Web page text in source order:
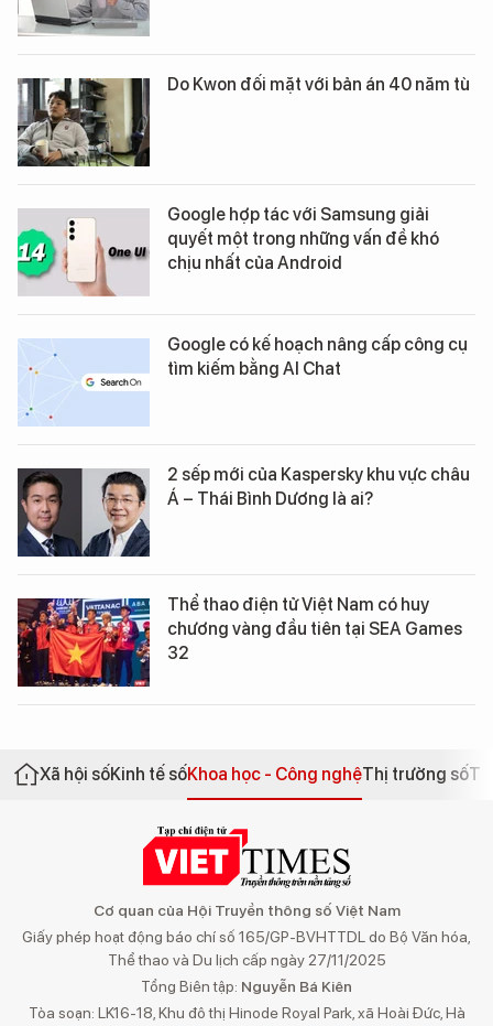
Do Kwon đối mặt với bản án 40 năm tù
Google hợp tác với Samsung giải
quyết một trong những vấn đề khó
chịu nhất của Android
Google có kế hoạch nâng cấp công cụ
tìm kiếm bằng AI Chat
2 sếp mới của Kaspersky khu vực châu
Á – Thái Bình Dương là ai?
Thể thao điện tử Việt Nam có huy
chương vàng đầu tiên tại SEA Games
32
Xã hội sốKinh tế sốKhoa học - Công nghệThị trường số
Cơ quan của Hội Truyền thông số Việt Nam
Giấy phép hoạt động báo chí số 165/GP-BVHTTDL do Bộ Văn hóa,
Thể thao và Du lịch cấp ngày 27/11/2025
Tổng Biên tập: Nguyễn Bá Kiên
Tòa soạn: LK16-18, Khu đô thị Hinode Royal Park, xã Hoài Đức, Hà